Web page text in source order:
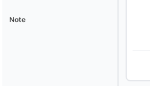
Note